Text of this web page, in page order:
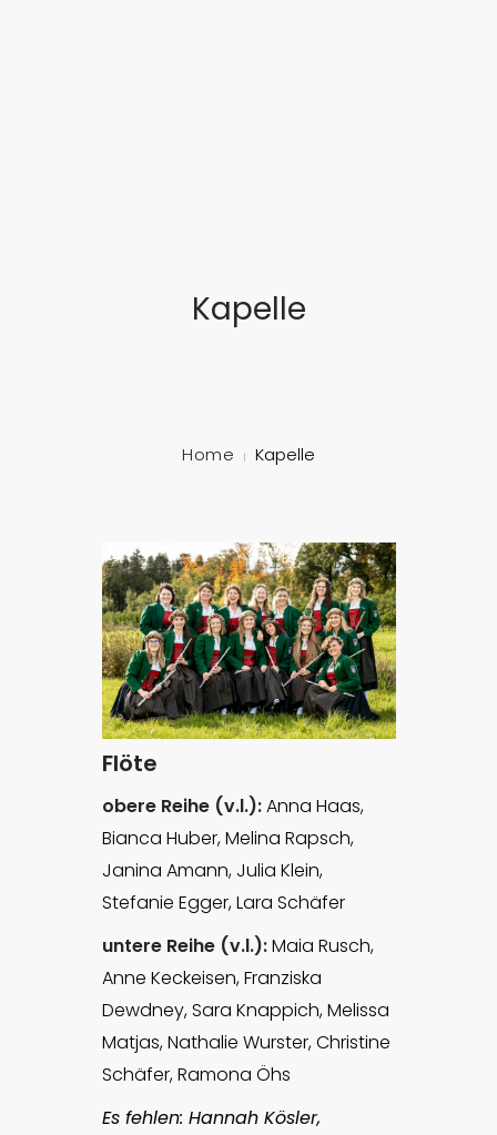
Kapelle
Home Kapelle
Flöte
obere Reihe (v.l.):Anna Haas,
Bianca Huber, Melina Rapsch,
Janina Amann, Julia Klein,
Stefanie Egger, Lara Schäfer
untere Reihe (v.l.):Maia Rusch,
Anne Keckeisen, Franziska
Dewdney, Sara Knappich, Melissa
Matjas, Nathalie Wurster, Christine
Schäfer, Ramona Öhs
Es fehlen: Hannah Kösler,